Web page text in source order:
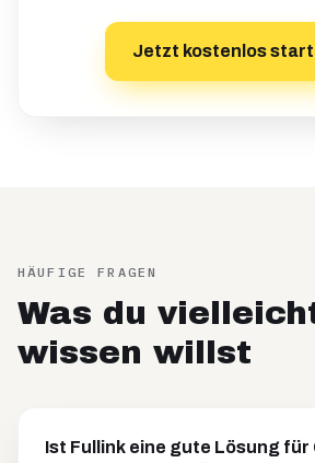
Jetzt kostenlos
HÄUFIGE FRAGEN
Was du
wissen willst
Ist Fullink eine gute Lösung für